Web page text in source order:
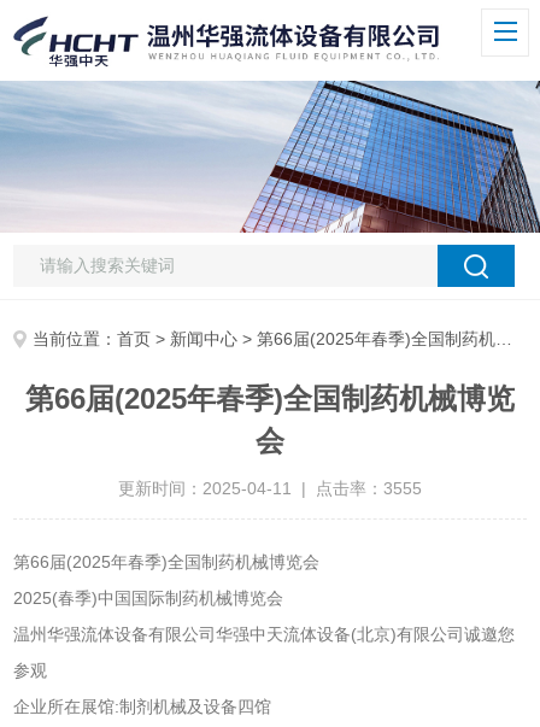
当前位置：首页 > 新闻中心 > 第66届(2025年春季)全国制药机械博览会
第66届(2025年春季)全国制药机械博览
会
更新时间：2025-04-11 | 点击率：3555
第66届(2025年春季)全国制药机械博览会
2025(春季)中国国际制药机械博览会
温州华强流体设备有限公司华强中天流体设备(北京)有限公司诚邀您
参观
企业所在展馆:制剂机械及设备四馆